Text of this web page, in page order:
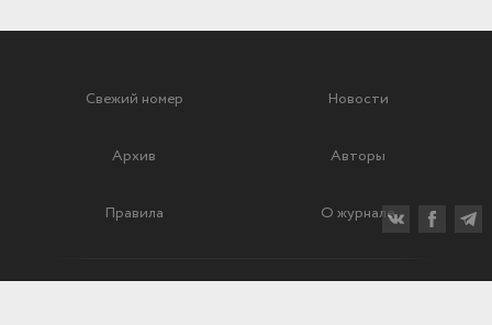
Свежий номер Новости
Архив Авторы
Правила О журнале